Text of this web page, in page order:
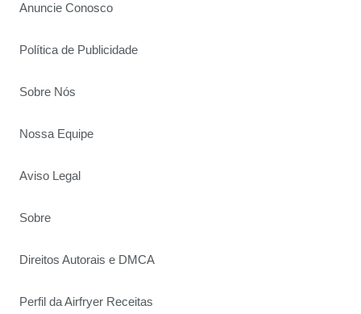
Anuncie Conosco
Política de Publicidade
Sobre Nós
Nossa Equipe
Aviso Legal
Sobre
Direitos Autorais e DMCA
Perfil da Airfryer Receitas